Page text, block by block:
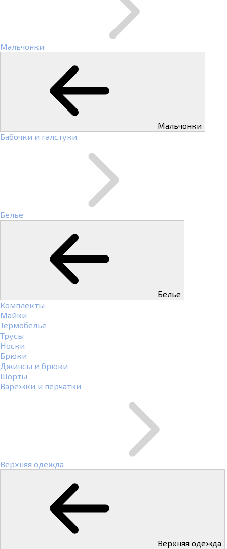
Мальчонки
Мальчонки
Бабочки и галстуки
Белье
Белье
Комплекты
Майки
Термобелье
Трусы
Носки
Брюки
Джинсы и брюки
Шорты
Варежки и перчатки
Верхняя одежда
Верхняя одежда